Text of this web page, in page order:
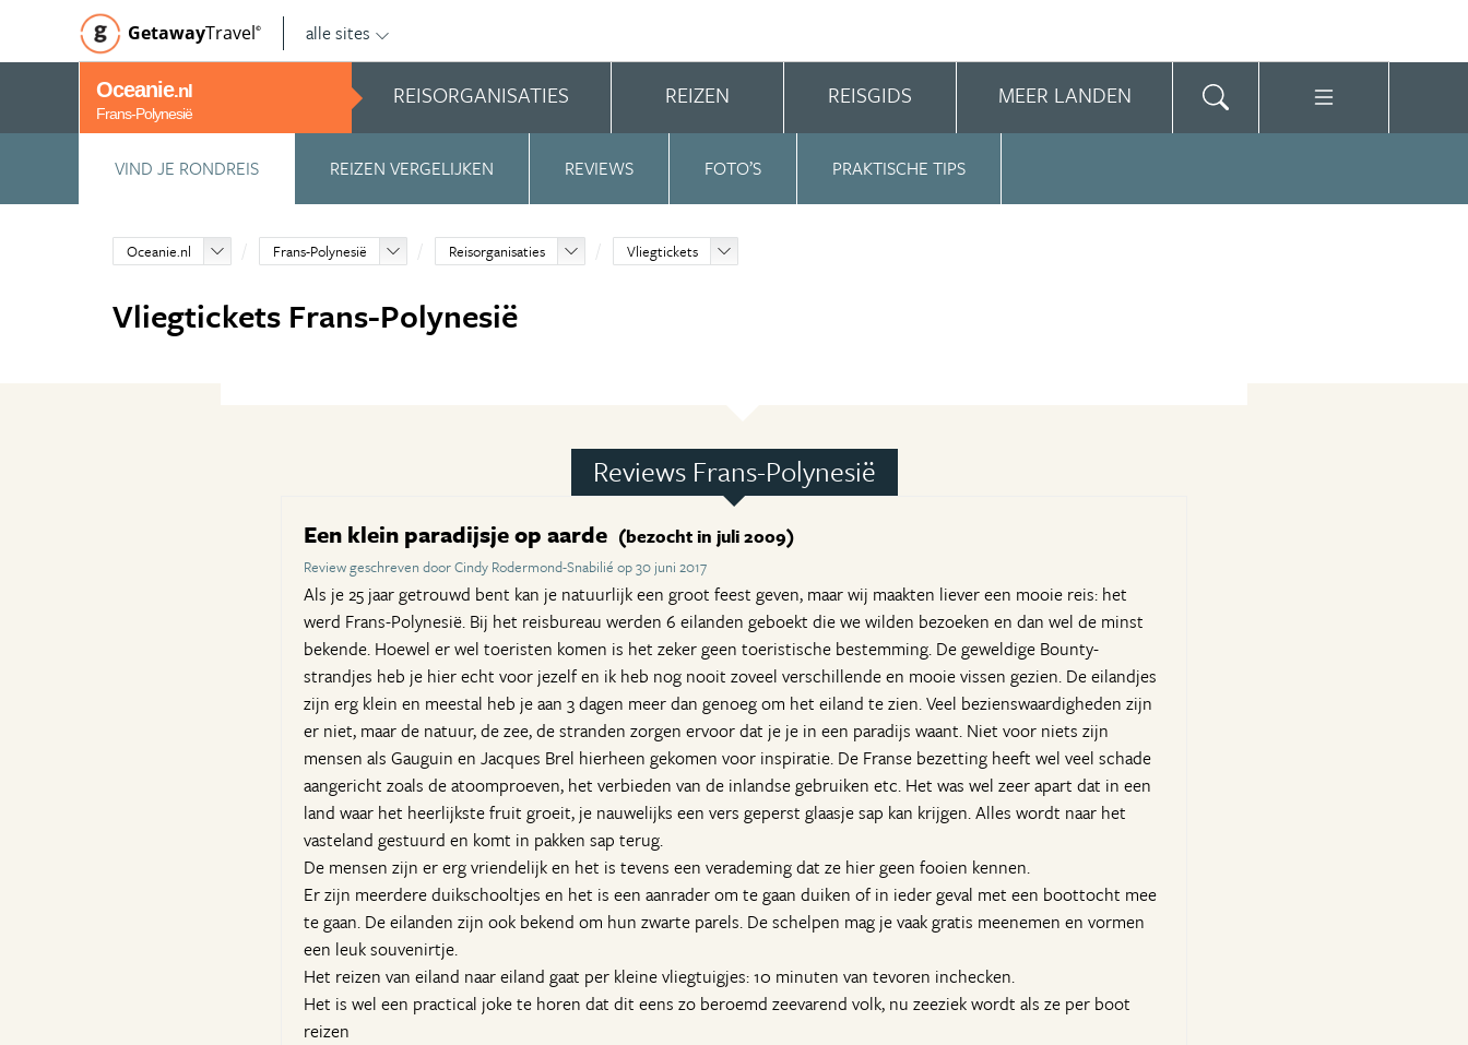
GetawayTravel© alle sites
Oceanie.nl
Frans-Polynesië
REISORGANISATIES REIZEN REISGIDS MEER LANDEN
VIND JE RONDREIS REIZEN VERGELIJKEN REVIEWS FOTO’S PRAKTISCHE TIPS
Oceanie.nl Frans-Polynesië Reisorganisaties Vliegtickets
Vliegtickets Frans-Polynesië
Reviews Frans-Polynesië
Een klein paradijsje op aarde (bezocht in juli 2009)
Review geschreven door Cindy Rodermond-Snabilié op 30 juni 2017
Als je 25 jaar getrouwd bent kan je natuurlijk een groot feest geven, maar wij maakten liever een mooie reis: het
werd Frans-Polynesië. Bij het reisbureau werden 6 eilanden geboekt die we wilden bezoeken en dan wel de minst
bekende. Hoewel er wel toeristen komen is het zeker geen toeristische bestemming. De geweldige Bounty-
strandjes heb je hier echt voor jezelf en ik heb nog nooit zoveel verschillende en mooie vissen gezien. De eilandjes
zijn erg klein en meestal heb je aan 3 dagen meer dan genoeg om het eiland te zien. Veel bezienswaardigheden zijn
er niet, maar de natuur, de zee, de stranden zorgen ervoor dat je je in een paradijs waant. Niet voor niets zijn
mensen als Gauguin en Jacques Brel hierheen gekomen voor inspiratie. De Franse bezetting heeft wel veel schade
aangericht zoals de atoomproeven, het verbieden van de inlandse gebruiken etc. Het was wel zeer apart dat in een
land waar het heerlijkste fruit groeit, je nauwelijks een vers geperst glaasje sap kan krijgen. Alles wordt naar het
vasteland gestuurd en komt in pakken sap terug.
De mensen zijn er erg vriendelijk en het is tevens een verademing dat ze hier geen fooien kennen.
Er zijn meerdere duikschooltjes en het is een aanrader om te gaan duiken of in ieder geval met een boottocht mee
te gaan. De eilanden zijn ook bekend om hun zwarte parels. De schelpen mag je vaak gratis meenemen en vormen
een leuk souvenirtje.
Het reizen van eiland naar eiland gaat per kleine vliegtuigjes: 10 minuten van tevoren inchecken.
Het is wel een practical joke te horen dat dit eens zo beroemd zeevarend volk, nu zeeziek wordt als ze per boot
reizen